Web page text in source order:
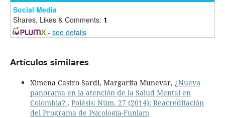
Social Media
Shares, Likes & Comments: 1
- see details
Artículos similares
Ximena Castro Sardi, Margarita Munevar, ¿Nuevo
panorama en la atención de la Salud Mental en
Colombia? , Poiésis: Núm. 27 (2014): Reacreditación
del Programa de Psicología-Funlam